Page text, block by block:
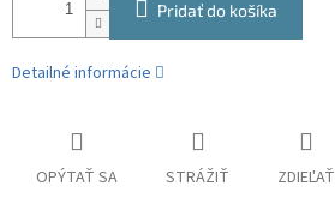
Pridať do košíka
Detailné informácie
OPÝTAŤ SA STRÁŽIŤ ZDIEĽAŤ